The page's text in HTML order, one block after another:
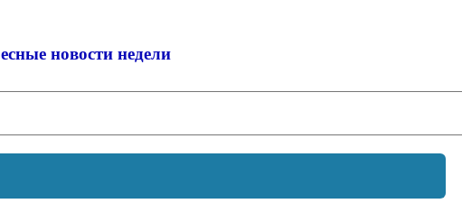
новости недели